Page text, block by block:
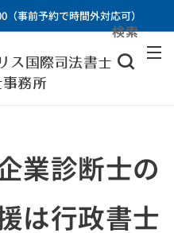
事前予約で時間外対応可）
ス国際司法書士・
務所
検索
業診断士の
は行政書士